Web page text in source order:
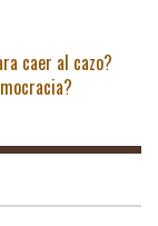
caer al cazo?